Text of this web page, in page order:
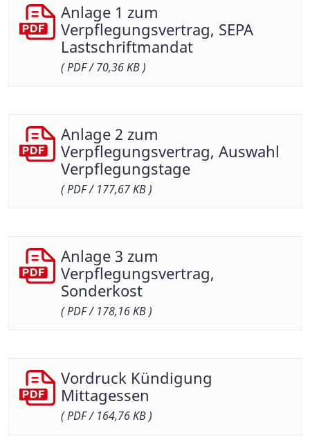
Anlage 1 zum
Verpflegungsvertrag, SEPA
Lastschriftmandat
( PDF / 70,36 KB )
Anlage 2 zum
Verpflegungsvertrag, Auswahl
Verpflegungstage
( PDF / 177,67 KB )
Anlage 3 zum
Verpflegungsvertrag,
Sonderkost
( PDF / 178,16 KB )
Vordruck Kündigung
Mittagessen
( PDF / 164,76 KB )